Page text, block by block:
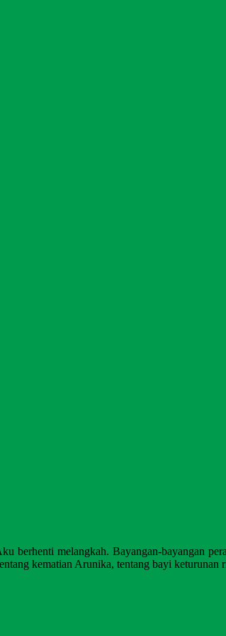
melangkah. Bayangan-bayangan
kematian Arunika, tentang bayi